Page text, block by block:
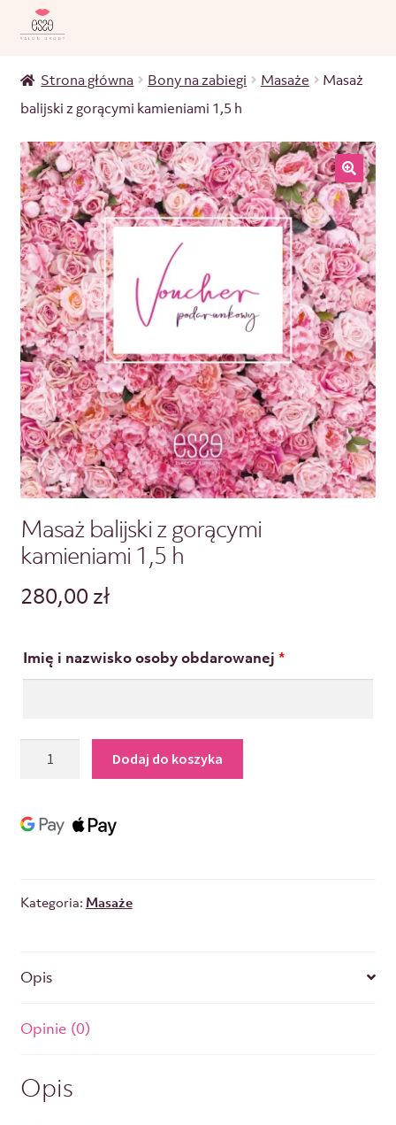
Strona główna Bony na zabiegi Masaże
Masaż
balijski z gorącymi kamieniami 1,5 h
Masaż balijski z gorącymi
kamieniami 1,5 h
280,00 zł
Imię i nazwisko osoby obdarowanej *
Dodaj do koszyka
Kategoria: Masaże
Opis
Opinie (0)
Opis